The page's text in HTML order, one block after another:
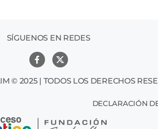
SÍGUENOS EN REDES
© 2025 | TODOS LOS DERECHOS
DECLARACIÓN